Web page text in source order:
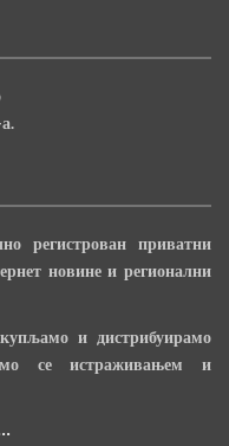
регистрован приватни
новине и регионални
и дистрибуирамо
се истраживањем и